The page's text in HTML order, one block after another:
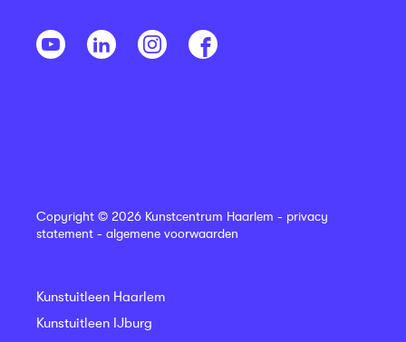
Copyright © 2026 Kunstcentrum Haarlem - privacy
statement - algemene voorwaarden
Kunstuitleen Haarlem
Kunstuitleen IJburg